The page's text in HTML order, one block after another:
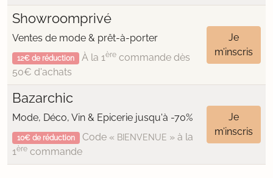
Showroomprivé
Ventes de mode & prêt-à-porter
12€ de réduction À la 1èrecommande dès
50€ d'achats
Je
m’inscris
Bazarchic
Mode, Déco, Vin & Epicerie jusqu'à -70%
10€ de réduction Code « BIENVENUE » à la
1ère commande
Je
m’inscris